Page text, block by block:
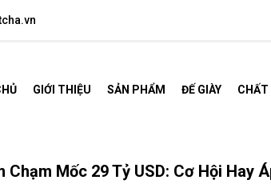
GIỚI THIỆU SẢN PHẨM ĐẾ GIÀY CHẤT
Chạm Mốc 29 Tỷ USD: Cơ Hội Hay